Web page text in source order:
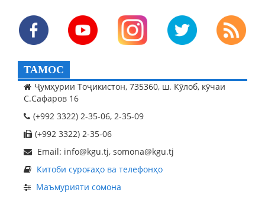
ТАМОС
Ҷумҳурии Тоҷикистон, 735360, ш. Кӯлоб, кӯчаи
С.Сафаров 16
(+992 3322) 2-35-06, 2-35-09
(+992 3322) 2-35-06
Email: info@kgu.tj, somona@kgu.tj
Китоби суроғаҳо ва телефонҳо
Маъмурияти сомона